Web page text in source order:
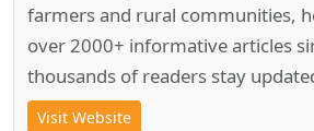
farmers and rural communities,
over 2000+ informative articles
thousands of readers stay
Visit Website